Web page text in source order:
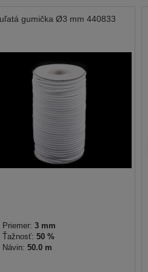
gumička Ø3 mm 440833
Priemer: 3 mm
Ťažnosť: 50 %
Návin: 50.0 m